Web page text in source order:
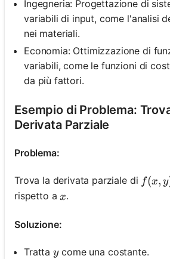
Ingegneria: Progettazione di
variabili di input, come l'analisi
nei materiali.
Economia: Ottimizzazione di
variabili, come le funzioni di
da più fattori.
Esempio di Problema:
Derivata Parziale
Problema:
Trova la derivata parziale di f(x,
f(x, y
rispetto a x
x.
Soluzione:
Tratta y
ycome una costante.